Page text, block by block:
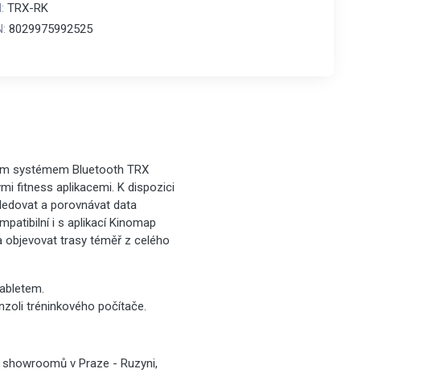
TRX-RK
8029975992525
systémem Bluetooth TRX
fitness aplikacemi. K dispozici
a porovnávat data
i s aplikací Kinomap
objevovat trasy téměř z celého
tréninkového počítače.
v Praze - Ruzyni,